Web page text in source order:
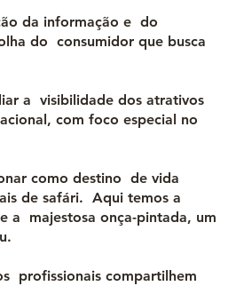
da informação e do
do consumidor que busca
a visibilidade dos atrativos
com foco especial no
como destino de vida
de safári. Aqui temos a
a majestosa onça-pintada, um
profissionais compartilhem